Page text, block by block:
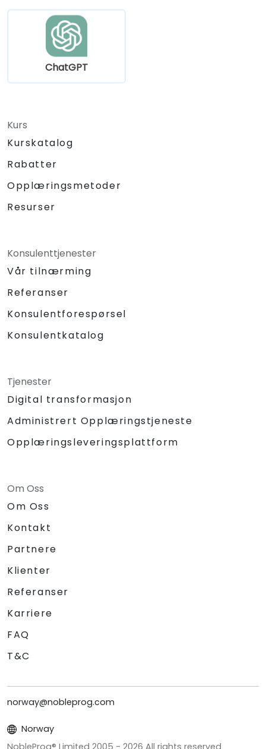
ChatGPT
Kurs
Kurskatalog
Rabatter
Opplæringsmetoder
Resurser
Konsulenttjenester
Vår tilnærming
Referanser
Konsulentforespørsel
Konsulentkatalog
Tjenester
Digital transformasjon
Administrert Opplæringstjeneste
Opplæringsleveringsplattform
Om Oss
Om Oss
Kontakt
Partnere
Klienter
Referanser
Karriere
FAQ
T&C
norway@nobleprog.com
Norway